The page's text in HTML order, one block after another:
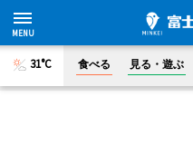
31°C 食べる 見る・遊ぶ